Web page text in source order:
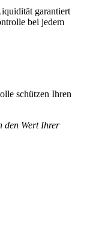
garantiert
bei jedem
schützen Ihren
den Wert Ihrer